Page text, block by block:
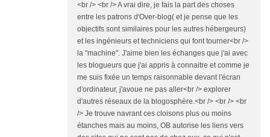
<br /> <br /> A vrai dire, je fais la part des choses
entre les patrons d'Over-blog( et je pense que les
objectifs sont similaires pour les autres hébergeurs)
et les ingénieurs et techniciens qui font tourner<br />
la "machine". J'aime bien les échanges que j'ai avec
les blogueurs que j'ai appris à connaitre et comme je
me suis fixée un temps raisonnable devant l'écran
d'ordinateur, j'avoue ne pas aller<br /> explorer
d'autres réseaux de la blogosphère.<br /> <br /> <br
/> Je trouve navrant ces cloisons plus ou moins
étanches mais au moins, OB autorise les liens vers